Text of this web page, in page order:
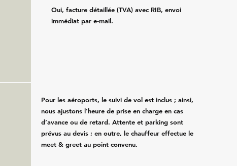
Oui, facture détaillée (TVA) avec RIB, envoi
immédiat par e-mail.
Pour les aéroports, le suivi de vol est inclus ; ainsi,
nous ajustons l’heure de prise en charge en cas
d’avance ou de retard. Attente et parking sont
prévus au devis ; en outre, le chauffeur effectue le
meet & greet au point convenu.